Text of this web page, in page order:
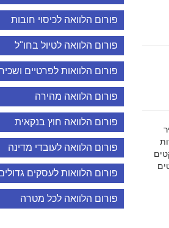
פורום הלוואה לכיסוי חובות
פורום הלוואה לטיול בחו"ל
פורום הלוואות לפרטיים
פורום הלוואה מהירה
פורום הלוואה חוץ בנקאית
פורום הלוואה לעובדי מדינה
פורום הלוואות לעסקים
פורום הלוואה לכל מטרה